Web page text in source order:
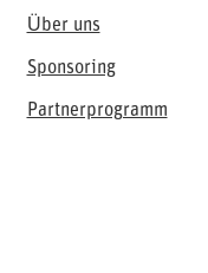
Über uns
Sponsoring
Partnerprogramm